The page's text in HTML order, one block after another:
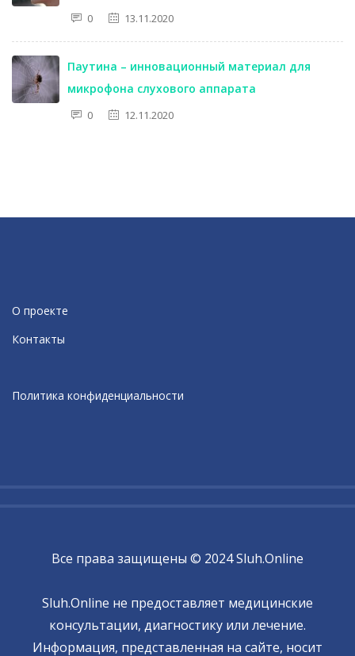
0 13.11.2020
Паутина – инновационный материал для
микрофона слухового аппарата
0 12.11.2020
О проекте
Контакты
Политика конфиденциальности
Все права защищены © 2024 Sluh.Online
Sluh.Online не предоставляет медицинские
консультации, диагностику или лечение.
Информация, представленная на сайте, носит